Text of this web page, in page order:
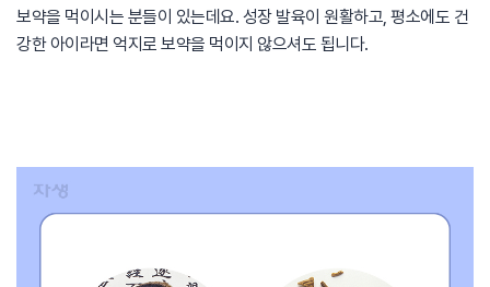
보약을 먹이시는 분들이 있는데요. 성장 발육이 원활하고, 평소에도 건
강한 아이라면 억지로 보약을 먹이지 않으셔도 됩니다.